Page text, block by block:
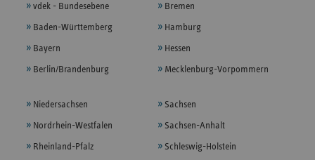
vdek - Bundesebene
Baden-Württemberg
Bayern
Berlin/Brandenburg
Bremen
Hamburg
Hessen
Mecklenburg-Vorpommern
Niedersachsen
Nordrhein-Westfalen
Rheinland-Pfalz
Sachsen
Sachsen-Anhalt
Schleswig-Holstein